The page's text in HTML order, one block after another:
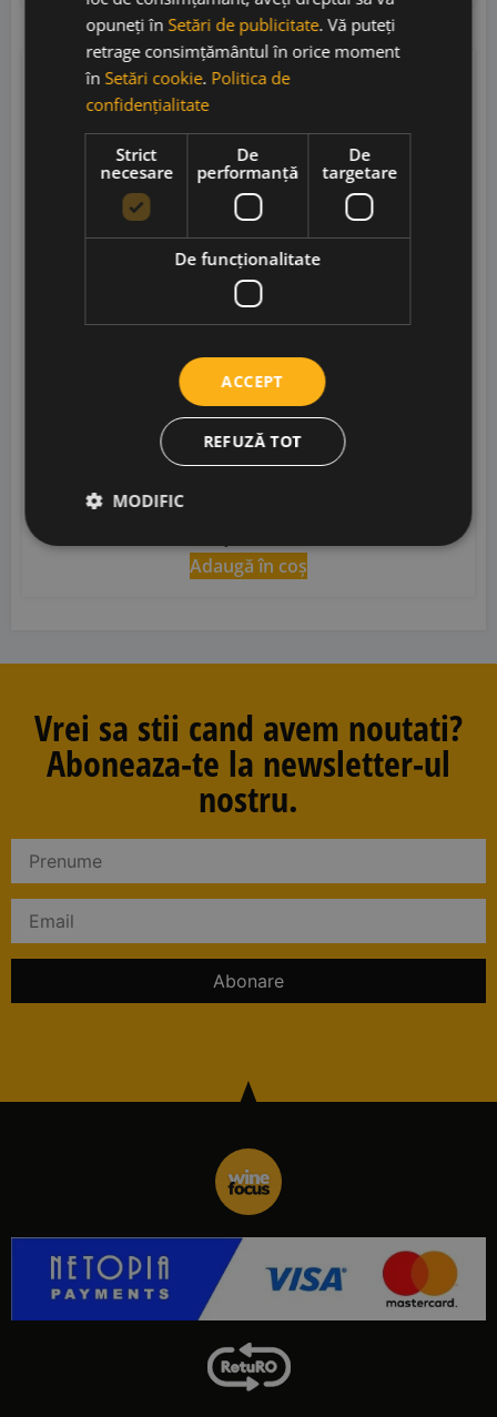
94
Borgo Molino Motivo Rose Extra Dry
Adaugă în coș
Vrei sa stii cand avem noutati?
Aboneaza-te la newsletter-ul
nostru.
opuneți în Setări de publicitate. Vă puteți
retrage consimțământul în orice moment
în Setări cookie. Politica de
confidențialitate
Strict
necesare
De
performanță
De
targetare
De funcţionalitate
ACCEPT
REFUZĂ TOT
MODIFIC